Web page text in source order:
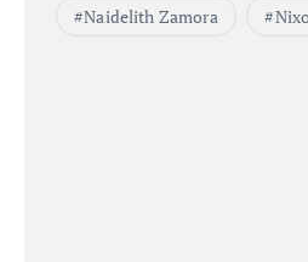
Naidelith Zamora